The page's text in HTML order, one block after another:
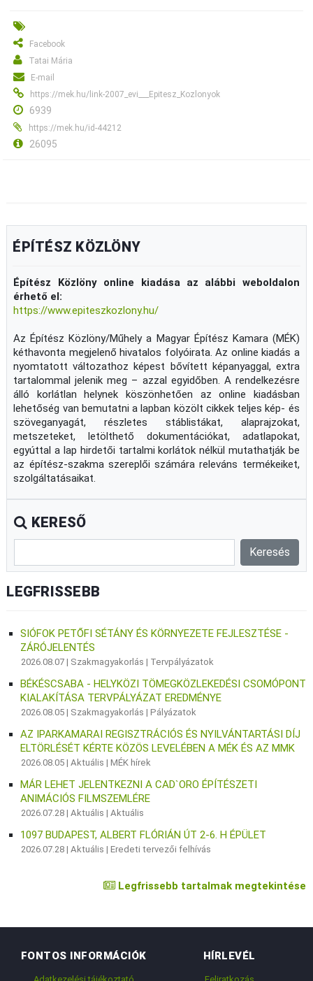
Facebook
Tatai Mária
E-mail
https://mek.hu/link-2007_evi___Epitesz_Kozlonyok
6939
https://mek.hu/id-44212
26095
ÉPÍTÉSZ KÖZLÖNY
Építész Közlöny online kiadása az alábbi weboldalon
érhető el:
https://www.epiteszkozlony.hu/
Az Építész Közlöny/Műhely a Magyar Építész Kamara (MÉK)
kéthavonta megjelenő hivatalos folyóirata. Az online kiadás a
nyomtatott változathoz képest bővített képanyaggal, extra
tartalommal jelenik meg – azzal egyidőben. A rendelkezésre
álló korlátlan helynek köszönhetően az online kiadásban
lehetőség van bemutatni a lapban közölt cikkek teljes kép- és
szöveganyagát, részletes stáblistákat, alaprajzokat,
metszeteket, letölthető dokumentációkat, adatlapokat,
egyúttal a lap hirdetői tartalmi korlátok nélkül mutathatják be
az építész-szakma szereplői számára releváns termékeiket,
szolgáltatásaikat.
KERESŐ
LEGFRISSEBB
SIÓFOK PETŐFI SÉTÁNY ÉS KÖRNYEZETE FEJLESZTÉSE -
ZÁRÓJELENTÉS
2026.08.07 | Szakmagyakorlás | Tervpályázatok
BÉKÉSCSABA - HELYKÖZI TÖMEGKÖZLEKEDÉSI CSOMÓPONT
KIALAKÍTÁSA TERVPÁLYÁZAT EREDMÉNYE
2026.08.05 | Szakmagyakorlás |Pályázatok
AZ IPARKAMARAI REGISZTRÁCIÓS ÉS NYILVÁNTARTÁSI DÍJ
ELTÖRLÉSÉT KÉRTE KÖZÖS LEVELÉBEN A MÉK ÉS AZ MMK
2026.08.05 |Aktuális |MÉK hírek
MÁR LEHET JELENTKEZNI A CAD`ORO ÉPÍTÉSZETI
ANIMÁCIÓS FILMSZEMLÉRE
2026.07.28 |Aktuális |Aktuális
1097 BUDAPEST, ALBERT FLÓRIÁN ÚT 2-6. H ÉPÜLET
2026.07.28 |Aktuális |Eredeti tervezői felhívás
Legfrissebb tartalmak megtekintése
FONTOS INFORMÁCIÓK HÍRLEVÉL